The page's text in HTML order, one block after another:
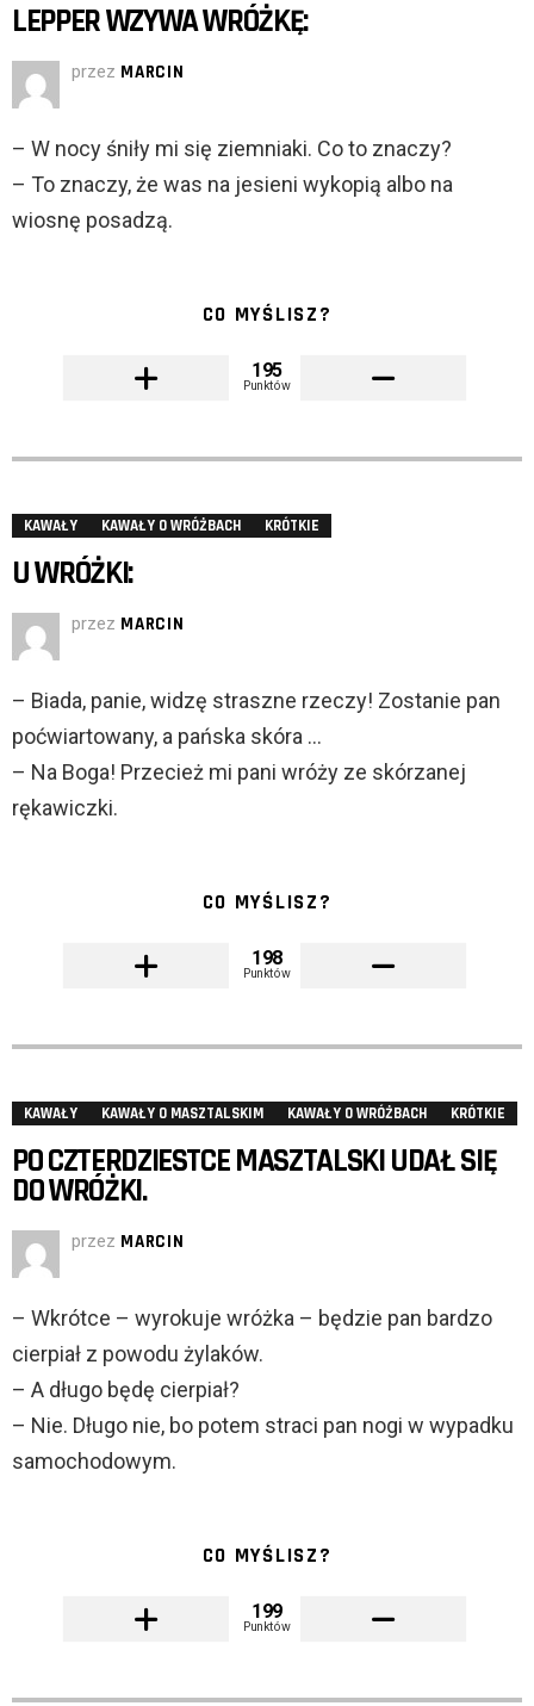
LEPPER WZYWA WRÓŻKĘ:
przez MARCIN
– W nocy śniły mi się ziemniaki. Co to znaczy?
– To znaczy, że was na jesieni wykopią albo na
wiosnę posadzą.
CO MYŚLISZ?
195
Punktów
KAWAŁY KAWAŁY O WRÓŻBACH KRÓTKIE
U WRÓŻKI:
przez MARCIN
– Biada, panie, widzę straszne rzeczy! Zostanie pan
poćwiartowany, a pańska skóra …
– Na Boga! Przecież mi pani wróży ze skórzanej
rękawiczki.
CO MYŚLISZ?
198
Punktów
KAWAŁY KAWAŁY O MASZTALSKIM KAWAŁY O WRÓŻBACH KRÓTKIE
PO CZTERDZIESTCE MASZTALSKI UDAŁ SIĘ
DO WRÓŻKI.
przez MARCIN
– Wkrótce – wyrokuje wróżka – będzie pan bardzo
cierpiał z powodu żylaków.
– A długo będę cierpiał?
– Nie. Długo nie, bo potem straci pan nogi w wypadku
samochodowym.
CO MYŚLISZ?
199
Punktów